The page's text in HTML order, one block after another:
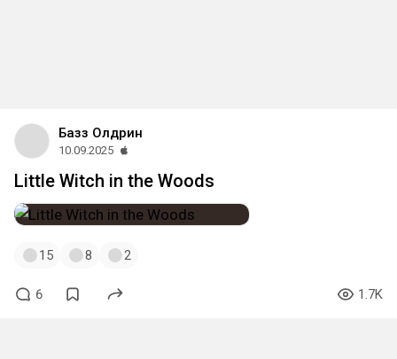
Базз Олдрин
10.09.2025
Little Witch in the Woods
15 8 2
6 1.7K